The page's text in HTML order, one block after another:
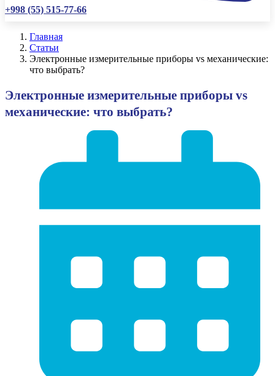
+998 (55) 515-77-66
Главная
Статьи
Электронные измерительные приборы vs механические:
что выбрать?
Электронные измерительные приборы vs
механические: что выбрать?